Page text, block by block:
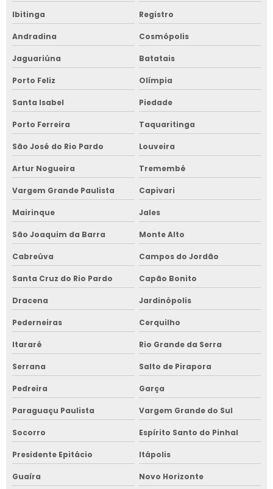
Ibitinga Registro
Andradina Cosmópolis
Jaguariúna Batatais
Porto Feliz Olímpia
Santa Isabel Piedade
Porto Ferreira Taquaritinga
São José do Rio Pardo Louveira
Artur Nogueira Tremembé
Vargem Grande Paulista Capivari
Mairinque Jales
São Joaquim da Barra Monte Alto
Cabreúva Campos do Jordão
Santa Cruz do Rio Pardo Capão Bonito
Dracena Jardinópolis
Pederneiras Cerquilho
Itararé Rio Grande da Serra
Serrana Salto de Pirapora
Pedreira Garça
Paraguaçu Paulista Vargem Grande do Sul
Socorro Espírito Santo do Pinhal
Presidente Epitácio Itápolis
Guaíra Novo Horizonte